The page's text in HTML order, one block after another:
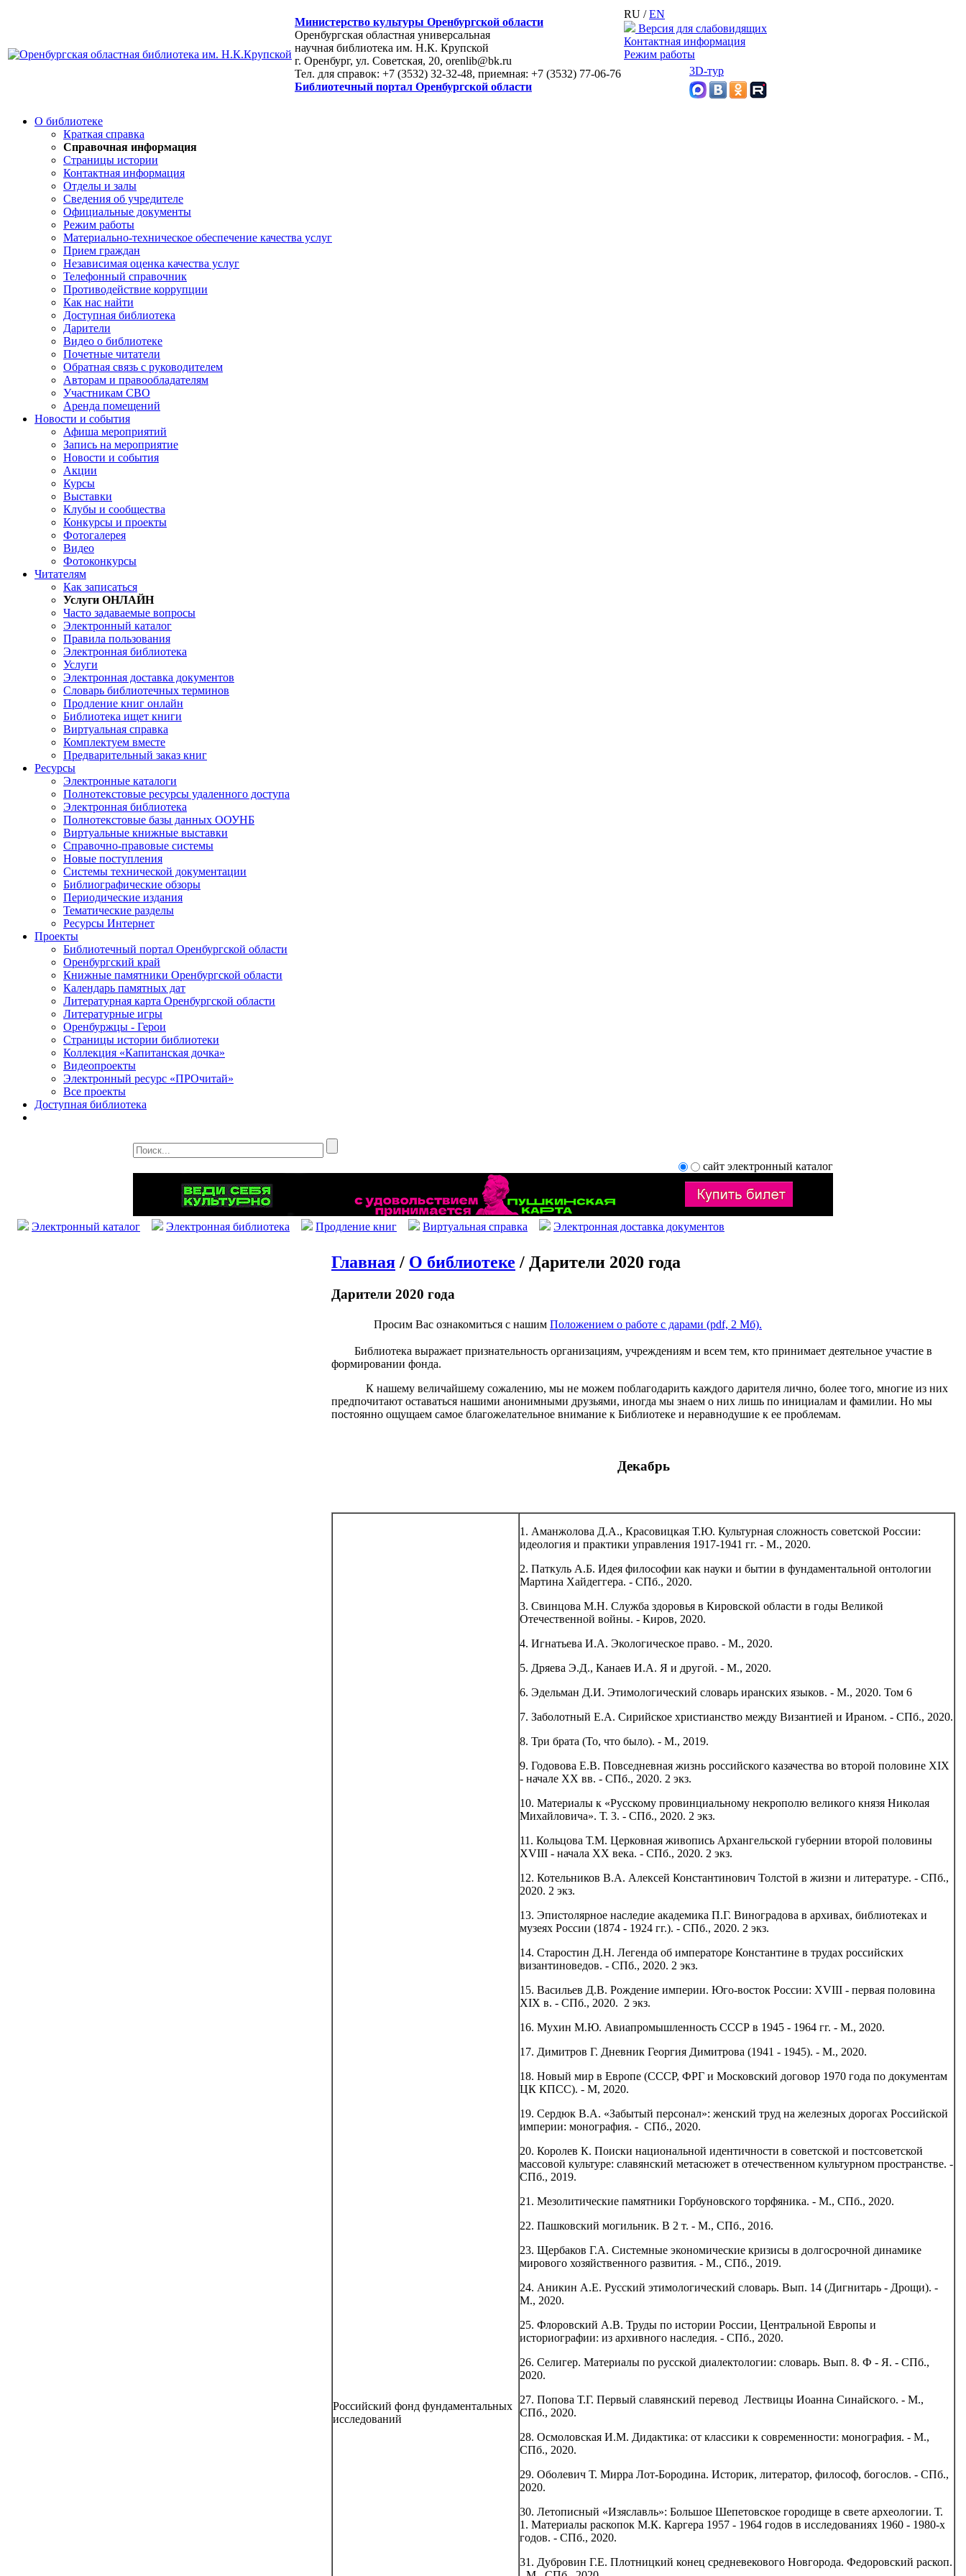
Министерство культуры Оренбургской области
Оренбургская областная универсальная
научная библиотека им. Н.К. Крупской
г. Оренбург, ул. Советская, 20, orenlib@bk.ru
Тел. для справок: +7 (3532) 32-32-48, приемная: +7 (3532) 77-06-76
Библиотечный портал Оренбургской области
RU /EN
Версия для слабовидящих
Контактная информация
Режим работы
3D-тур
О библиотеке
Краткая справка
Справочная информация
Страницы истории
Контактная информация
Отделы и залы
Сведения об учредителе
Официальные документы
Режим работы
Материально-техническое обеспечение качества услуг
Прием граждан
Независимая оценка качества услуг
Телефонный справочник
Противодействие коррупции
Как нас найти
Доступная библиотека
Дарители
Видео о библиотеке
Почетные читатели
Обратная связь с руководителем
Авторам и правообладателям
Участникам СВО
Аренда помещений
Новости и события
Афиша мероприятий
Запись на мероприятие
Новости и события
Акции
Курсы
Выставки
Клубы и сообщества
Конкурсы и проекты
Фотогалерея
Видео
Фотоконкурсы
Читателям
Как записаться
Услуги ОНЛАЙН
Часто задаваемые вопросы
Электронный каталог
Правила пользования
Электронная библиотека
Услуги
Электронная доставка документов
Словарь библиотечных терминов
Продление книг онлайн
Библиотека ищет книги
Виртуальная справка
Комплектуем вместе
Предварительный заказ книг
Ресурсы
Электронные каталоги
Полнотекстовые ресурсы удаленного доступа
Электронная библиотека
Полнотекстовые базы данных ООУНБ
Виртуальные книжные выставки
Справочно-правовые системы
Новые поступления
Cистемы технической документации
Библиографические обзоры
Периодические издания
Тематические разделы
Ресурсы Интернет
Проекты
Библиотечный портал Оренбургской области
Оренбургский край
Книжные памятники Оренбургской области
Календарь памятных дат
Литературная карта Оренбургской области
Литературные игры
Оренбуржцы - Герои
Страницы истории библиотеки
Коллекция «Капитанская дочка»
Видеопроекты
Электронный ресурс «ПРОчитай»
Все проекты
Доступная библиотека
сайт электронный каталог
Электронный каталог Электронная библиотека Продление книг Виртуальная справка Электронная доставка документов
Главная / О библиотеке / Дарители 2020 года
Дарители 2020 года
Просим Вас ознакомиться с нашим Положением о работе с дарами (pdf, 2 Мб).
Библиотека выражает признательность организациям, учреждениям и всем тем, кто принимает деятельное участие в
формировании фонда.
К нашему величайшему сожалению, мы не можем поблагодарить каждого дарителя лично, более того, многие из них
предпочитают оставаться нашими анонимными друзьями, иногда мы знаем о них лишь по инициалам и фамилии. Но мы
постоянно ощущаем самое благожелательное внимание к Библиотеке и неравнодушие к ее проблемам.
Декабрь
Российский фонд фундаментальных
исследований
1. Аманжолова Д.А., Красовицкая Т.Ю. Культурная сложность советской России:
идеология и практики управления 1917-1941 гг. - М., 2020.
2. Паткуль А.Б. Идея философии как науки и бытии в фундаментальной онтологии
Мартина Хайдеггера. - СПб., 2020.
3. Свинцова М.Н. Служба здоровья в Кировской области в годы Великой
Отечественной войны. - Киров, 2020.
4. Игнатьева И.А. Экологическое право. - М., 2020.
5. Дряева Э.Д., Канаев И.А. Я и другой. - М., 2020.
6. Эдельман Д.И. Этимологический словарь иранских языков. - М., 2020. Том 6
7. Заболотный Е.А. Сирийское христианство между Византией и Ираном. - СПб., 2020.
8. Три брата (То, что было). - М., 2019.
9. Годовова Е.В. Повседневная жизнь российского казачества во второй половине XIX
- начале ХХ вв. - СПб., 2020. 2 экз.
10. Материалы к «Русскому провинциальному некрополю великого князя Николая
Михайловича». Т. 3. - СПб., 2020. 2 экз.
11. Кольцова Т.М. Церковная живопись Архангельской губернии второй половины
XVIII - начала ХХ века. - СПб., 2020. 2 экз.
12. Котельников В.А. Алексей Константинович Толстой в жизни и литературе. - СПб.,
2020. 2 экз.
13. Эпистолярное наследие академика П.Г. Виноградова в архивах, библиотеках и
музеях России (1874 - 1924 гг.). - СПб., 2020. 2 экз.
14. Старостин Д.Н. Легенда об императоре Константине в трудах российских
византиноведов. - СПб., 2020. 2 экз.
15. Васильев Д.В. Рождение империи. Юго-восток России: XVIII - первая половина
XIX в. - СПб., 2020. 2 экз.
16. Мухин М.Ю. Авиапромышленность СССР в 1945 - 1964 гг. - М., 2020.
17. Димитров Г. Дневник Георгия Димитрова (1941 - 1945). - М., 2020.
18. Новый мир в Европе (СССР, ФРГ и Московский договор 1970 года по документам
ЦК КПСС). - М, 2020.
19. Сердюк В.А. «Забытый персонал»: женский труд на железных дорогах Российской
империи: монография. - СПб., 2020.
20. Королев К. Поиски национальной идентичности в советской и постсоветской
массовой культуре: славянский метасюжет в отечественном культурном пространстве. -
СПб., 2019.
21. Мезолитические памятники Горбуновского торфяника. - М., СПб., 2020.
22. Пашковский могильник. В 2 т. - М., СПб., 2016.
23. Щербаков Г.А. Системные экономические кризисы в долгосрочной динамике
мирового хозяйственного развития. - М., СПб., 2019.
24. Аникин А.Е. Русский этимологический словарь. Вып. 14 (Дигнитарь - Дрощи). -
М., 2020.
25. Флоровский А.В. Труды по истории России, Центральной Европы и
историографии: из архивного наследия. - СПб., 2020.
26. Селигер. Материалы по русской диалектологии: словарь. Вып. 8. Ф - Я. - СПб.,
2020.
27. Попова Т.Г. Первый славянский перевод Лествицы Иоанна Синайского. - М.,
СПб., 2020.
28. Осмоловская И.М. Дидактика: от классики к современности: монография. - М.,
СПб., 2020.
29. Оболевич Т. Мирра Лот-Бородина. Историк, литератор, философ, богослов. - СПб.,
2020.
30. Летописный «Изяславль»: Большое Шепетовское городище в свете археологии. Т.
1. Материалы раскопок М.К. Каргера 1957 - 1964 годов в исследованиях 1960 - 1980-х
годов. - СПб., 2020.
31. Дубровин Г.Е. Плотницкий конец средневекового Новгорода. Федоровский раскоп.